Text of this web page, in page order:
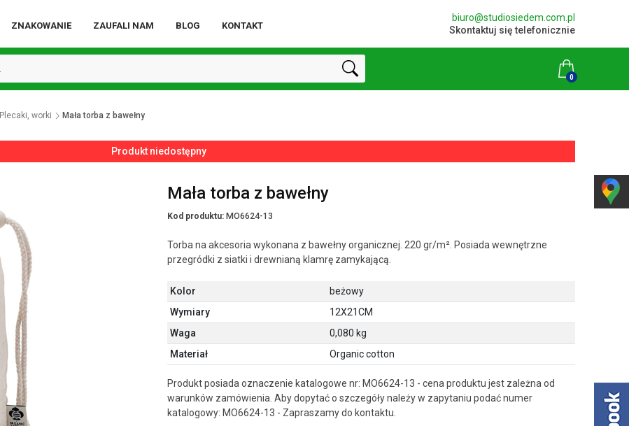
ZNAKOWANIE ZAUFALI NAM BLOG KONTAKT
biuro@studiosiedem.com.pl
Skontaktuj się telefonicznie
0
Plecaki, worki Mała torba z bawełny
Produkt niedostępny
Mała torba z bawełny
Kod produktu: MO6624-13
Torba na akcesoria wykonana z bawełny organicznej. 220 gr/m². Posiada wewnętrzne
przegródki z siatki i drewnianą klamrę zamykającą.
Kolor
beżowy
Wymiary
12X21CM
Waga
0,080 kg
Materiał
Organic cotton
Produkt posiada oznaczenie katalogowe nr: MO6624-13 - cena produktu jest zależna od
warunków zamówienia. Aby dopytać o szczegóły należy w zapytaniu podać numer
katalogowy: MO6624-13 - Zapraszamy do kontaktu.